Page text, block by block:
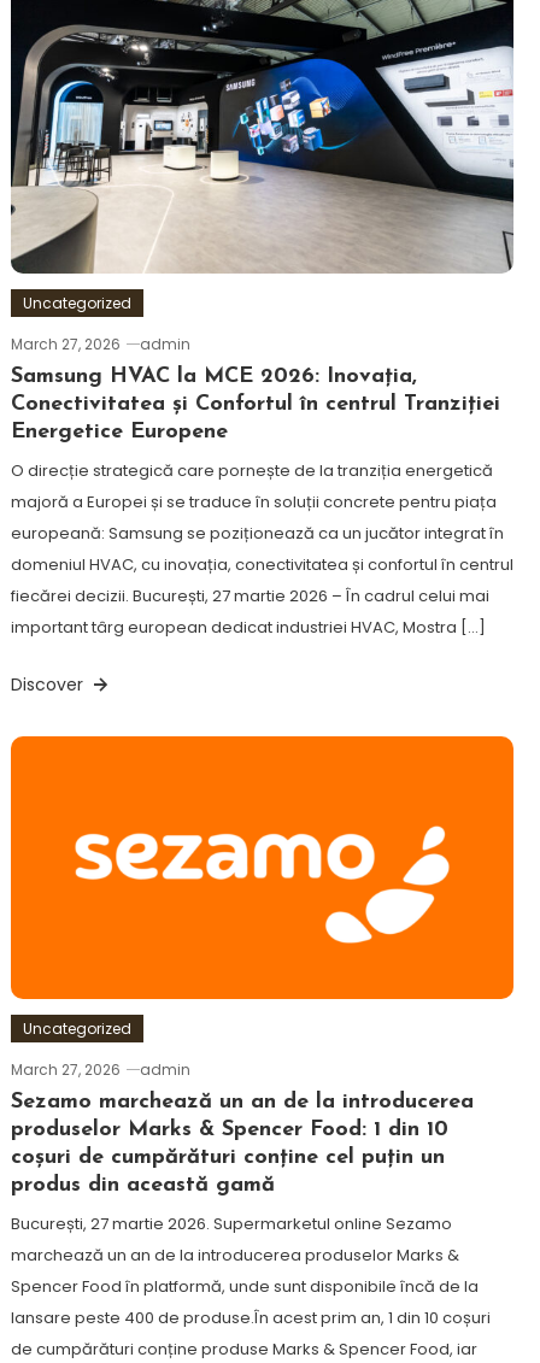
Uncategorized
March 27, 2026
admin
Samsung HVAC la MCE 2026: Inovația,
Conectivitatea și Confortul în centrul Tranziției
Energetice Europene
O direcție strategică care pornește de la tranziția energetică
majoră a Europei și se traduce în soluții concrete pentru piața
europeană: Samsung se poziționează ca un jucător integrat în
domeniul HVAC, cu inovația, conectivitatea și confortul în centrul
fiecărei decizii. București, 27 martie 2026 – În cadrul celui mai
important târg european dedicat industriei HVAC, Mostra […]
Discover
Uncategorized
March 27, 2026
admin
Sezamo marchează un an de la introducerea
produselor Marks & Spencer Food: 1 din 10
coșuri de cumpărături conține cel puțin un
produs din această gamă
București, 27 martie 2026. Supermarketul online Sezamo
marchează un an de la introducerea produselor Marks &
Spencer Food în platformă, unde sunt disponibile încă de la
lansare peste 400 de produse.În acest prim an, 1 din 10 coșuri
de cumpărături conține produse Marks & Spencer Food, iar